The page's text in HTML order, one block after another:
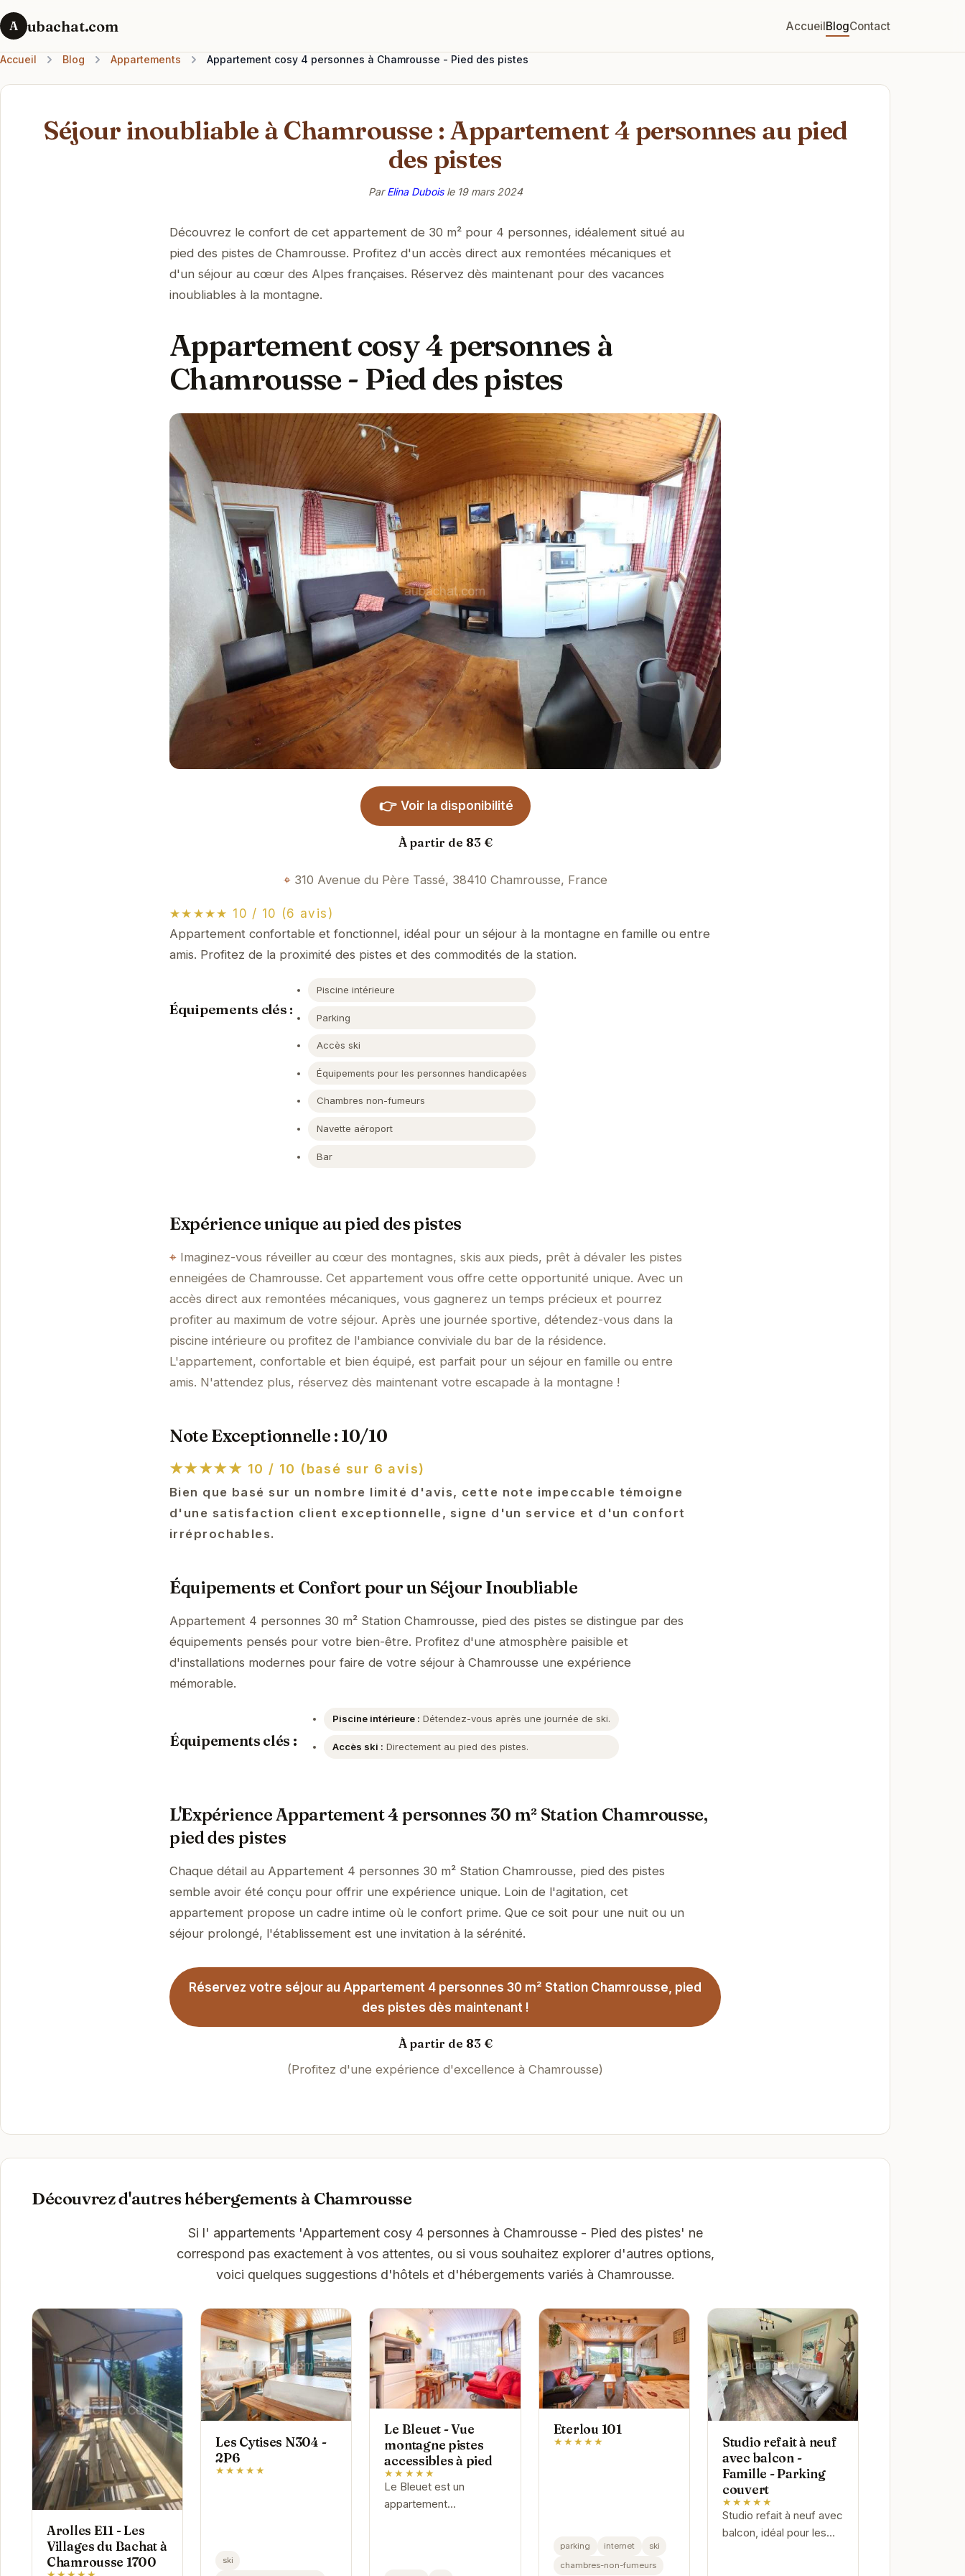
A ubachat.com AccueilBlogContact
Accueil Blog Appartements Appartement cosy 4 personnes à Chamrousse - Pied des pistes
Séjour inoubliable à Chamrousse : Appartement 4 personnes au pied
des pistes
ParElina Duboisle 19 mars 2024
Découvrez le confort de cet appartement de 30 m² pour 4 personnes, idéalement situé au
pied des pistes de Chamrousse. Profitez d'un accès direct aux remontées mécaniques et
d'un séjour au cœur des Alpes françaises. Réservez dès maintenant pour des vacances
inoubliables à la montagne.
Appartement cosy 4 personnes à
Chamrousse - Pied des pistes
👉 Voir la disponibilité
À partir de 83 €
310 Avenue du Père Tassé, 38410 Chamrousse, France
★★★★★ 10 / 10 (6 avis)
Appartement confortable et fonctionnel, idéal pour un séjour à la montagne en famille ou entre
amis. Profitez de la proximité des pistes et des commodités de la station.
Équipements clés :
Piscine intérieure
Parking
Accès ski
Équipements pour les personnes handicapées
Chambres non-fumeurs
Navette aéroport
Bar
Expérience unique au pied des pistes
Imaginez-vous réveiller au cœur des montagnes, skis aux pieds, prêt à dévaler les pistes
enneigées de Chamrousse. Cet appartement vous offre cette opportunité unique. Avec un
accès direct aux remontées mécaniques, vous gagnerez un temps précieux et pourrez
profiter au maximum de votre séjour. Après une journée sportive, détendez-vous dans la
piscine intérieure ou profitez de l'ambiance conviviale du bar de la résidence.
L'appartement, confortable et bien équipé, est parfait pour un séjour en famille ou entre
amis. N'attendez plus, réservez dès maintenant votre escapade à la montagne !
Note Exceptionnelle : 10/10
★★★★★ 10 / 10 (basé sur 6 avis)
Bien que basé sur un nombre limité d'avis, cette note impeccable témoigne
d'une satisfaction client exceptionnelle, signe d'un service et d'un confort
irréprochables.
Équipements et Confort pour un Séjour Inoubliable
Appartement 4 personnes 30 m² Station Chamrousse, pied des pistes se distingue par des
équipements pensés pour votre bien-être. Profitez d'une atmosphère paisible et
d'installations modernes pour faire de votre séjour à Chamrousse une expérience
mémorable.
Équipements clés :
Piscine intérieure : Détendez-vous après une journée de ski.
Accès ski : Directement au pied des pistes.
L'Expérience Appartement 4 personnes 30 m² Station Chamrousse,
pied des pistes
Chaque détail au Appartement 4 personnes 30 m² Station Chamrousse, pied des pistes
semble avoir été conçu pour offrir une expérience unique. Loin de l'agitation, cet
appartement propose un cadre intime où le confort prime. Que ce soit pour une nuit ou un
séjour prolongé, l'établissement est une invitation à la sérénité.
Réservez votre séjour au Appartement 4 personnes 30 m² Station Chamrousse, pied
des pistes dès maintenant !
À partir de 83 €
(Profitez d'une expérience d'excellence à Chamrousse)
Découvrez d'autres hébergements à Chamrousse
Si l' appartements 'Appartement cosy 4 personnes à Chamrousse - Pied des pistes' ne
correspond pas exactement à vos attentes, ou si vous souhaitez explorer d'autres options,
voici quelques suggestions d'hôtels et d'hébergements variés à Chamrousse.
Arolles E11 - Les
Villages du Bachat à
Chamrousse 1700
Les Cytises N304 -
2P6
★★★★★
ski
Le Bleuet - Vue
montagne pistes
accessibles à pied
★★★★★
Le Bleuet est un
appartement
Eterlou 101
★★★★★
parking internet
ski
chambres-non-fumeurs
Studio refait à neuf
avec balcon -
Famille - Parking
couvert
★★★★★
Studio refait à neuf avec
balcon, idéal pour les